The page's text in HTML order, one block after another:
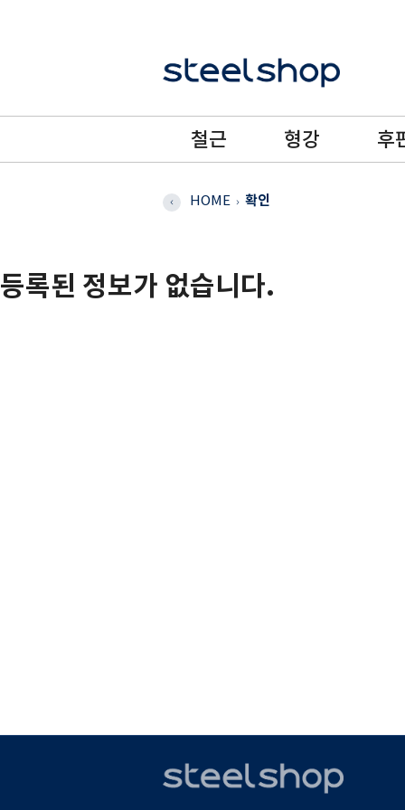
철근 형강 후
HOME 확인
등록된 정보가 없습니다.